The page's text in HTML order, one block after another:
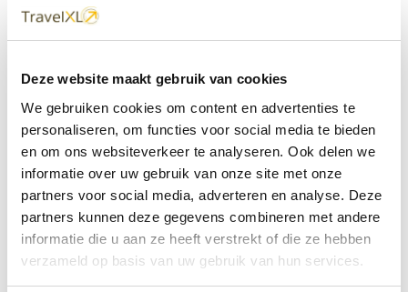
Deze website maakt gebruik van cookies
We gebruiken cookies om content en advertenties te
personaliseren, om functies voor social media te bieden
en om ons websiteverkeer te analyseren. Ook delen we
informatie over uw gebruik van onze site met onze
partners voor social media, adverteren en analyse. Deze
partners kunnen deze gegevens combineren met andere
informatie die u aan ze heeft verstrekt of die ze hebben
verzameld op basis van uw gebruik van hun services.
dichtbij
Met 60+ verkooppunten in Nederland en België staan wij
met onze XL Travelcenters, mobiele reisadviseurs van
TravelXL@Home en deze website altijd voor uw vakantie
klaar.
• Ontzorgen van A-Z • Onafhankelijk advies • Maatwerk •
Bespaar tijd en stress
TravelXLreisbureau's